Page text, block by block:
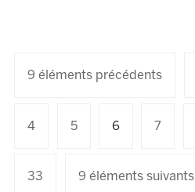
9 éléments précédents
4 5 6 7
33 9 éléments suivants